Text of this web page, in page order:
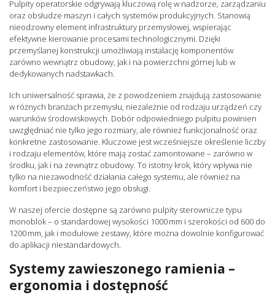
Pulpity operatorskie odgrywają kluczową rolę w nadzorze, zarządzaniu
oraz obsłudze maszyn i całych systemów produkcyjnych. Stanowią
nieodzowny element infrastruktury przemysłowej, wspierając
efektywne kierowanie procesami technologicznymi. Dzięki
przemyślanej konstrukcji umożliwiają instalację komponentów
zarówno wewnątrz obudowy, jak i na powierzchni górnej lub w
dedykowanych nadstawkach.
Ich uniwersalność sprawia, że z powodzeniem znajdują zastosowanie
w różnych branżach przemysłu, niezależnie od rodzaju urządzeń czy
warunków środowiskowych. Dobór odpowiedniego pulpitu powinien
uwzględniać nie tylko jego rozmiary, ale również funkcjonalność oraz
konkretne zastosowanie. Kluczowe jest wcześniejsze określenie liczby
i rodzaju elementów, które mają zostać zamontowane – zarówno w
środku, jak i na zewnątrz obudowy. To istotny krok, który wpływa nie
tylko na niezawodność działania całego systemu, ale również na
komfort i bezpieczeństwo jego obsługi.
W naszej ofercie dostępne są zarówno pulpity sterownicze typu
monoblok – o standardowej wysokości 1000 mm i szerokości od 600 do
1200 mm, jak i modułowe zestawy, które można dowolnie konfigurować
do aplikacji niestandardowych.
Systemy zawieszonego ramienia –
ergonomia i dostępność